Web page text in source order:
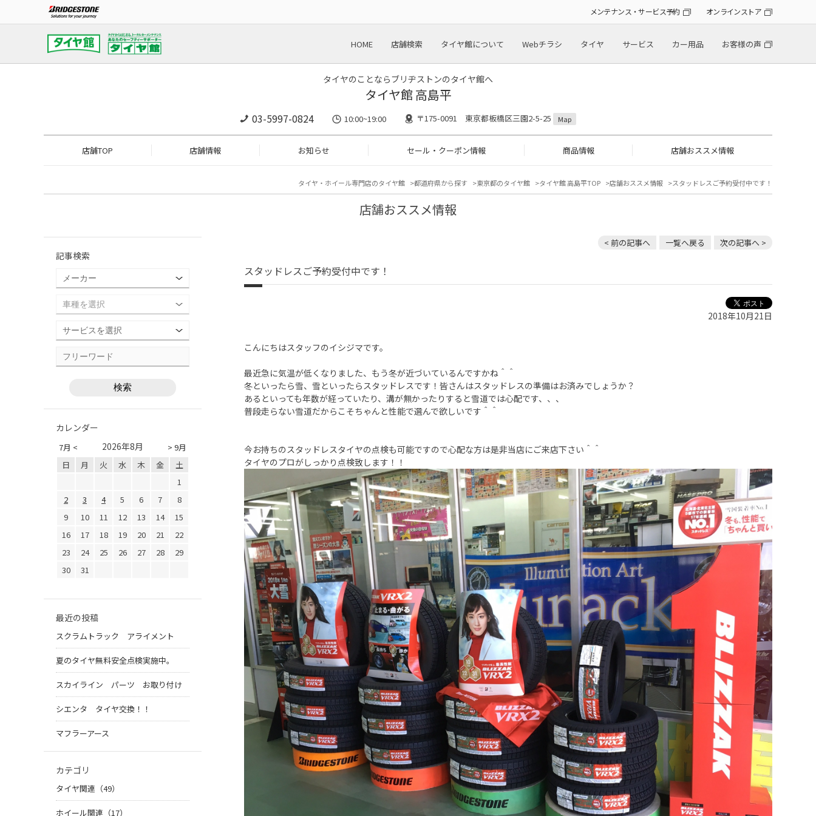
メンテナンス・サービス予約 オンラインストア
HOME 店舗検索 タイヤ館について Webチラシ タイヤ サービス カー用品 お客様の声
タイヤのことならブリヂストンのタイヤ館へ
タイヤ館 高島平
03-5997-0824 10:00~19:00 〒175-0091 東京都板橋区三園2-5-25 Map
店舗TOP 店舗情報 お知らせ セール・クーポン情報 商品情報 店舗おススメ情報
タイヤ・ホイール専門店のタイヤ館 都道府県から探す 東京都のタイヤ館 タイヤ館 高島平TOP 店舗おススメ情報 スタッドレスご予約受付中です！
店舗おススメ情報
< 前の記事へ 一覧へ戻る 次の記事へ >
スタッドレスご予約受付中です！
2018年10月21日
こんにちはスタッフのイシジマです。
最近急に気温が低くなりました、もう冬が近づいているんですかね＾＾
冬といったら雪、雪といったらスタッドレスです！皆さんはスタッドレスの準備はお済みでしょうか？
あるといっても年数が経っていたり、溝が無かったりすると雪道では心配です、、、
普段走らない雪道だからこそちゃんと性能で選んで欲しいです＾＾
今お持ちのスタッドレスタイヤの点検も可能ですので心配な方は是非当店にご来店下さい＾＾
タイヤのプロがしっかり点検致します！！
記事検索
カレンダー
7月 < > 9月
2026年8月
日 月 火 水 木 金
土
1
2
3 4 5 6 7
8
9
10 11 12 13 14
15
16
17 18 19 20 21
22
23
24 25 26 27 28
29
30
31
最近の投稿
スクラムトラック アライメント
夏のタイヤ無料安全点検実施中。
スカイライン パーツ お取り付け
シエンタ タイヤ交換！！
マフラーアース
カテゴリ
タイヤ関連（49）
ホイール関連（17）